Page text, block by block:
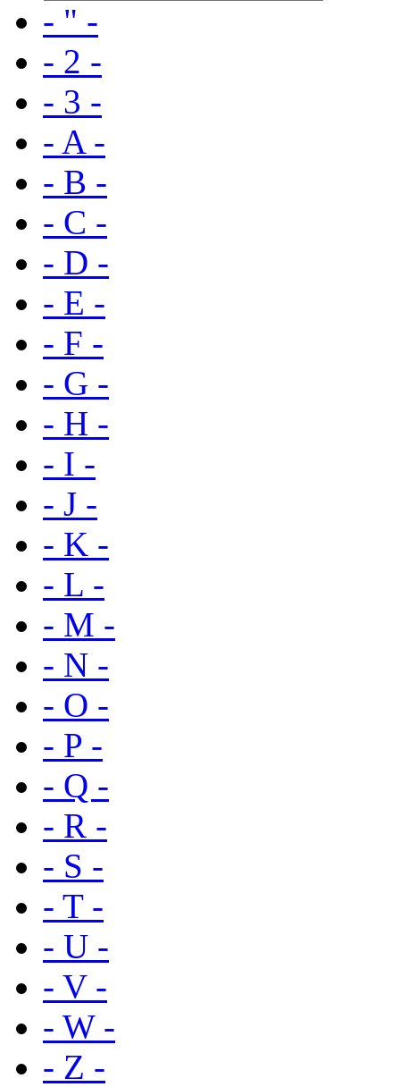
- " -
- 2 -
- 3 -
- A -
- B -
- C -
- D -
- E -
- F -
- G -
- H -
- I -
- J -
- K -
- L -
- M -
- N -
- O -
- P -
- Q -
- R -
- S -
- T -
- U -
- V -
- W -
- Z -